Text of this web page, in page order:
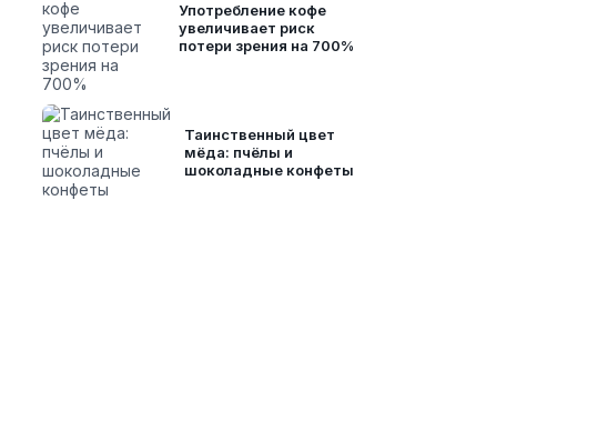
Употребление кофе
увеличивает риск
потери зрения на 700%
Таинственный цвет
мёда: пчёлы и
шоколадные конфеты